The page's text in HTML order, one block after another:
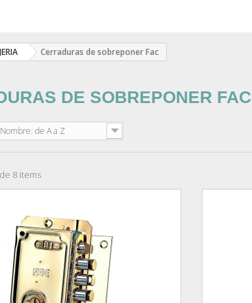
Cerraduras de sobreponer Fac
DE SOBREPONER FAC
Nombre: de A a Z
8 items